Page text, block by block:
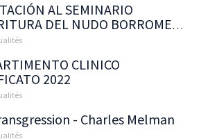
AL SEMINARIO
DEL NUDO BORROMEO
: Thatyana Pitavy
CLINICO
2022
- Charles Melman